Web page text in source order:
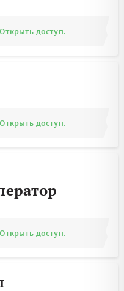
Открыть доступ.
Открыть доступ.
Открыть доступ.